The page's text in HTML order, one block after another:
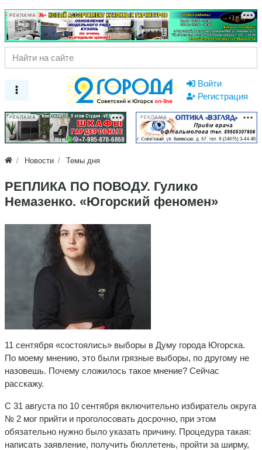
РЕКЛАМА
Войти
Регистрация
РЕКЛАМА РЕКЛАМА
Новости Темы дня
РЕПЛИКА ПО ПОВОДУ. Гулико
Немазенко. «Югорский феномен»
11 сентября «состоялись» выборы в Думу города Югорска.
По моему мнению, это были грязные выборы, по другому не
назовешь. Почему сложилось такое мнение? Сейчас
расскажу.
С 31 августа по 10 сентября включительно избиратель округа
№ 2 мог прийти и проголосовать досрочно, при этом
обязательно нужно было указать причину. Процедура такая:
написать заявление, получить бюллетень, пройти за ширму,